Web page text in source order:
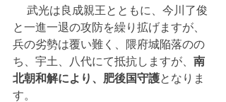
と一進一退の攻防を繰り拡げますが、
兵の劣勢は覆い難く、隈府城陥落のの
ち、宇土、八代にて抵抗しますが、 南
北朝和解により、肥後国守護となりま
す。